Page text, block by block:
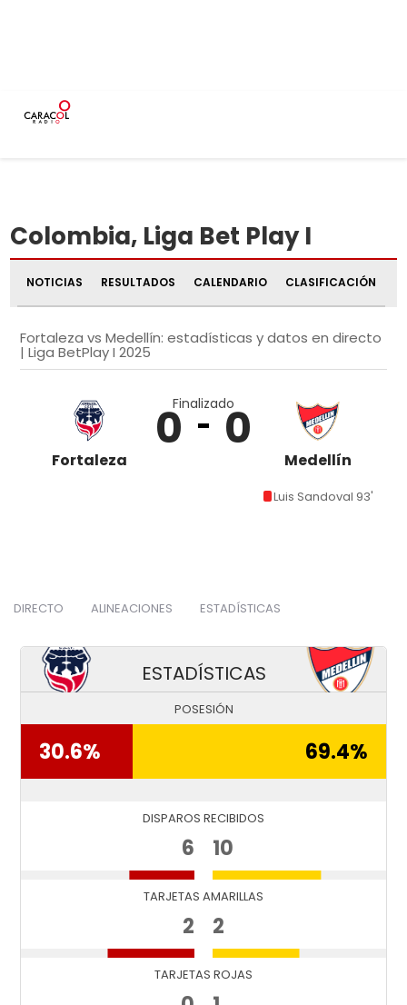
Colombia, Liga Bet Play I
NOTICIAS RESULTADOS CALENDARIO CLASIFICACIÓN
Fortaleza vs Medellín: estadísticas y datos en directo
| Liga BetPlay I 2025
Fortaleza
0
Medellín
0
Luis Sandoval 93'
Finalizado
DIRECTO ALINEACIONES ESTADÍSTICAS
ESTADÍSTICAS
POSESIÓN
30.6% 69.4%
DISPAROS RECIBIDOS
6 10
TARJETAS AMARILLAS
2 2
TARJETAS ROJAS